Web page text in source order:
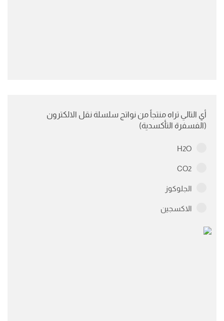
أي التالي تراه منتجاً من نواتج سلسلة نقل الالكترون
(الفسفرة التأكسدية)
H2O
CO2
الجلوكوز
الاكسجين